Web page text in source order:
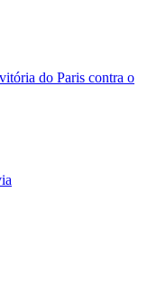
do Paris contra o